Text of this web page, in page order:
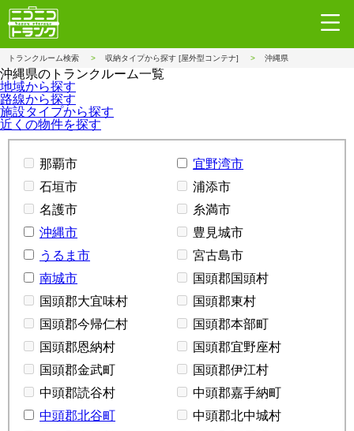
トランクルーム検索 収納タイプから探す [屋外型コンテナ] 沖縄県
沖縄県のトランクルーム一覧
地域から探す
路線から探す
施設タイプから探す
近くの物件を探す
那覇市
宜野湾市
石垣市
浦添市
名護市
糸満市
沖縄市
豊見城市
うるま市
宮古島市
南城市
国頭郡国頭村
国頭郡大宜味村
国頭郡東村
国頭郡今帰仁村
国頭郡本部町
国頭郡恩納村
国頭郡宜野座村
国頭郡金武町
国頭郡伊江村
中頭郡読谷村
中頭郡嘉手納町
中頭郡北谷町
中頭郡北中城村